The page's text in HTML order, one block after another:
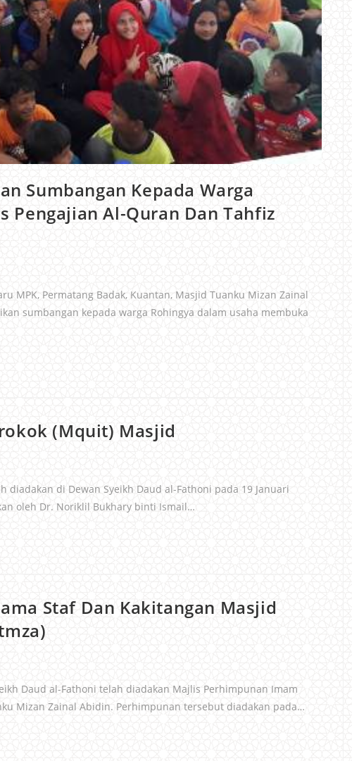
Sumbangan Kepada Warga
Pengajian Al-Quran Dan Tahfiz
MPK, Permatang Badak, Kuantan, Masjid Tuanku Mizan Zainal
sumbangan kepada warga Rohingya dalam usaha membuka
(Mquit) Masjid
di Dewan Syeikh Daud al-Fathoni pada 19 Januari
oleh Dr. Noriklil Bukhary binti Ismail…
Staf Dan Kakitangan Masjid
Daud al-Fathoni telah diadakan Majlis Perhimpunan Imam
Mizan Zainal Abidin. Perhimpunan tersebut diadakan pada…